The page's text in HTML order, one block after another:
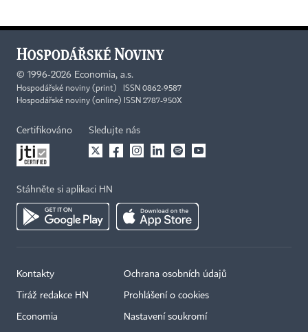
© 1996-2026 Economia, a.s.
Hospodářské noviny (print) ISSN 0862-9587
Hospodářské noviny (online) ISSN 2787-950X
Certifikováno Sledujte nás
Stáhněte si aplikaci HN
Kontakty
Tiráž redakce HN
Economia
Ochrana osobních údajů
Prohlášení o cookies
Nastavení soukromí